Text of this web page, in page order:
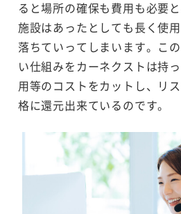
ると場所の確保も費用も必要
施設はあったとしても長く使
落ちていってしまいます。こ
い仕組みをカーネクストは持
用等のコストをカットし、リ
格に還元出来ているのです。